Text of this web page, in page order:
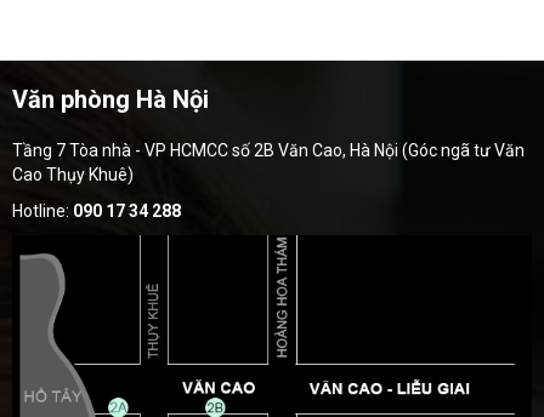
Văn phòng Hà Nội
Tầng 7 Tòa nhà - VP HCMCC số 2B Văn Cao, Hà Nội (Góc ngã tư Văn
Cao Thụy Khuê)
Hotline: 090 17 34 288